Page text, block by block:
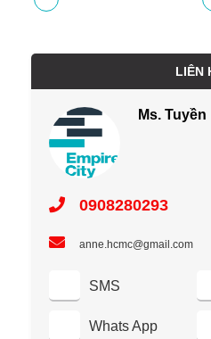
LIÊN
Ms. Tuyền
0908280293
anne.hcmc@gmail.com
SMS
Whats App